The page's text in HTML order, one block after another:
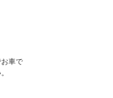
車で